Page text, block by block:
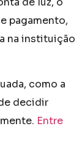
pagamento,
na instituição
como a
decidir
Entre